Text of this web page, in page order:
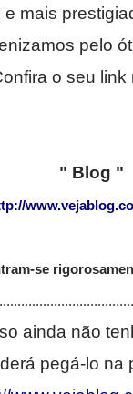
mais
pelo
o seu link
" Blog "
se
ainda não
pegá-lo na